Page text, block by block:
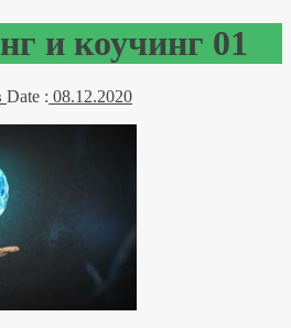
и коучинг 01
Date : 08.12.2020